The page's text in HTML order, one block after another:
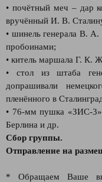
• почётный меч – дар
вручённый И. В.
• шинель генерала В.
пробоинами;
• китель маршала Г. К.
• стол из штаба
допрашивали
пленённого в
• 76-мм пушка «ЗИС-
Берлина и др.
Сбор группы.
Отправление на
* Обращаем Ваше